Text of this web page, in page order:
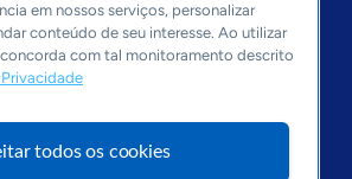
em nossos serviços, personalizar
conteúdo de seu interesse. Ao utilizar
com tal monitoramento descrito
todos os cookies